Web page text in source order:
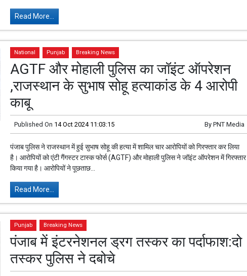
Read More...
National Punjab Breaking News
AGTF और मोहाली पुलिस का जॉइंट ऑपरेशन
,राजस्थान के सुभाष साेहू हत्याकांड के 4 आरोपी
काबू
Published On 14 Oct 2024 11:03:15 By PNT Media
पंजाब पुलिस ने राजस्थान में हुई सुभाष सोहू की हत्या में शामिल चार आरोपियों को गिरफ्तार कर लिया
है। आरोपियों को एंटी गैंगस्टर टास्क फोर्स (AGTF) और मोहाली पुलिस ने जॉइंट ऑपरेशन में गिरफ्तार
किया गया है। आरोपियों ने पूछताछ...
Read More...
Punjab Breaking News
पंजाब में इंटरनेशनल ड्रग तस्कर का पर्दाफाश:दो
तस्कर पुलिस ने दबोचे